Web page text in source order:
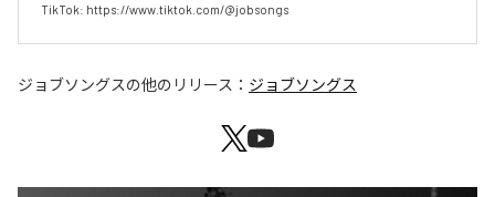
TikTok: https://www.tiktok.com/@jobsongs
ジョブソングスの他のリリース： ジョブソングス